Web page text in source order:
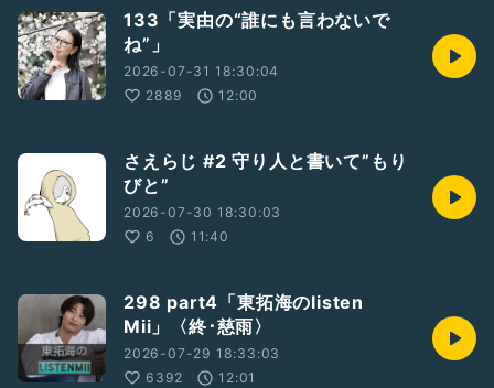
133「実由の“誰にも言わないで
ね”」
2026-07-31 18:30:04
2889
12:00
さえらじ #2 守り人と書いて”もり
びと”
2026-07-30 18:30:03
6
11:40
298 part4「東拓海のlisten
Mii」〈終･慈雨〉
2026-07-29 18:33:03
6392
12:01